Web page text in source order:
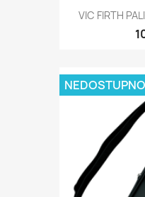
VIC FIRTH
NEDOSTUPNO